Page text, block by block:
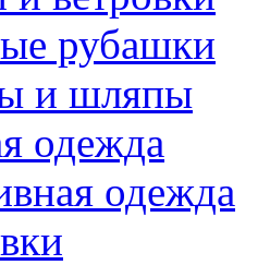
рубашки
и шляпы
одежда
одежда